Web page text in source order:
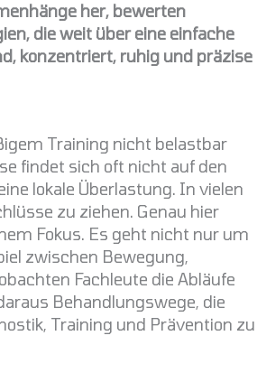
her, bewerten
die weit über eine einfache
konzentriert, ruhig und präzise
Training nicht belastbar
findet sich oft nicht auf den
lokale Überlastung. In vielen
zu ziehen. Genau hier
Fokus. Es geht nicht nur um
zwischen Bewegung,
Fachleute die Abläufe
Behandlungswege, die
Training und Prävention zu